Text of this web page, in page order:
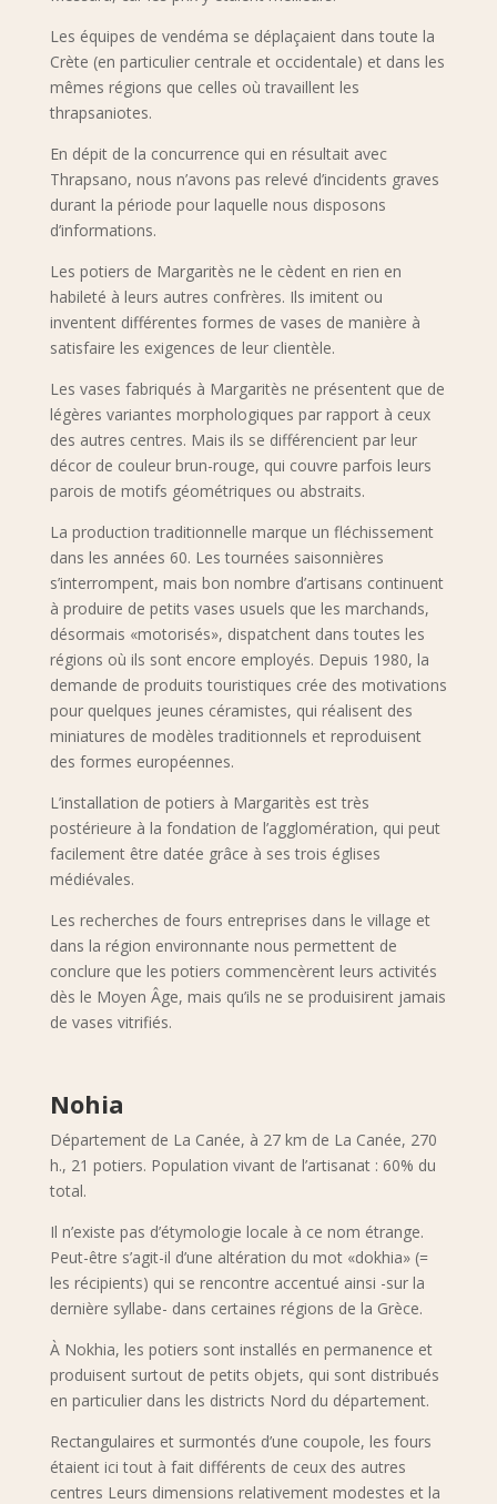
Les équipes de vendéma se déplaçaient dans toute la
Crète (en particulier centrale et occidentale) et dans les
mêmes régions que celles où travaillent les
thrapsaniotes.
En dépit de la concurrence qui en résultait avec
Thrapsano, nous n’avons pas relevé d’incidents graves
durant la période pour laquelle nous disposons
d’informations.
Les potiers de Margaritès ne le cèdent en rien en
habileté à leurs autres confrères. Ils imitent ou
inventent différentes formes de vases de manière à
satisfaire les exigences de leur clientèle.
Les vases fabriqués à Margaritès ne présentent que de
légères variantes morphologiques par rapport à ceux
des autres centres. Mais ils se différencient par leur
décor de couleur brun-rouge, qui couvre parfois leurs
parois de motifs géométriques ou abstraits.
La production traditionnelle marque un fléchissement
dans les années 60. Les tournées saisonnières
s’interrompent, mais bon nombre d’artisans continuent
à produire de petits vases usuels que les marchands,
désormais «motorisés», dispatchent dans toutes les
régions où ils sont encore employés. Depuis 1980, la
demande de produits touristiques crée des motivations
pour quelques jeunes céramistes, qui réalisent des
miniatures de modèles traditionnels et reproduisent
des formes européennes.
L’installation de potiers à Margaritès est très
postérieure à la fondation de l’agglomération, qui peut
facilement être datée grâce à ses trois églises
médiévales.
Les recherches de fours entreprises dans le village et
dans la région environnante nous permettent de
conclure que les potiers commencèrent leurs activités
dès le Moyen Âge, mais qu’ils ne se produisirent jamais
de vases vitrifiés.
Nohia
Département de La Canée, à 27 km de La Canée, 270
h., 21 potiers. Population vivant de l’artisanat : 60% du
total.
Il n’existe pas d’étymologie locale à ce nom étrange.
Peut-être s’agit-il d’une altération du mot «dokhia» (=
les récipients) qui se rencontre accentué ainsi -sur la
dernière syllabe- dans certaines régions de la Grèce.
À Nokhia, les potiers sont installés en permanence et
produisent surtout de petits objets, qui sont distribués
en particulier dans les districts Nord du département.
Rectangulaires et surmontés d’une coupole, les fours
étaient ici tout à fait différents de ceux des autres
centres Leurs dimensions relativement modestes et la